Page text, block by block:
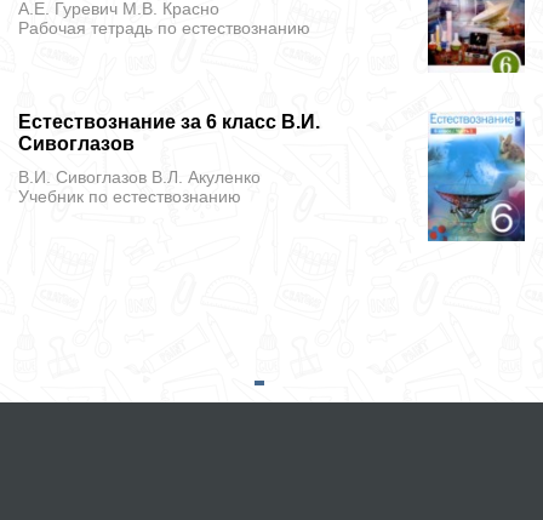
А.Е. Гуревич М.В. Красно
Рабочая тетрадь по естествознанию
Естествознание за 6 класс В.И.
Сивоглазов
В.И. Сивоглазов В.Л. Акуленко
Учебник по естествознанию